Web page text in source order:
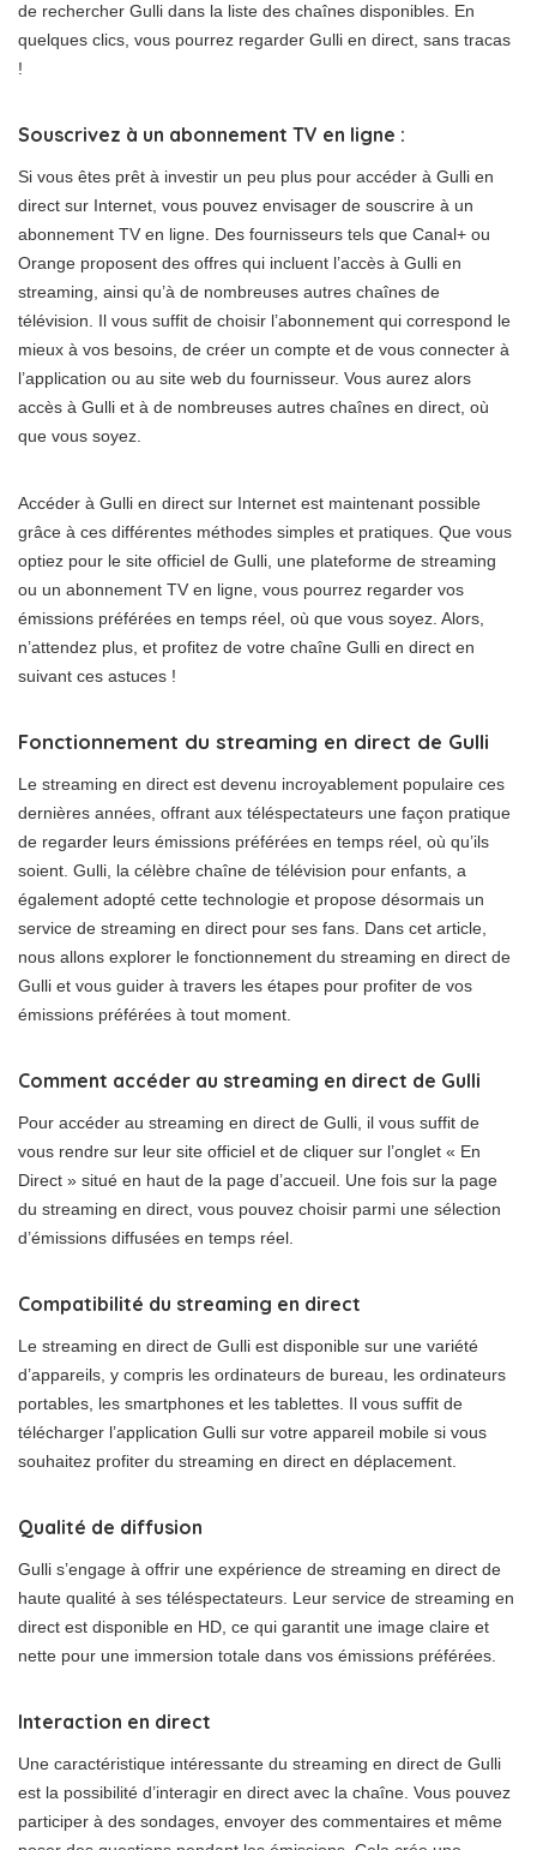
de rechercher Gulli dans la liste des chaînes disponibles. En
quelques clics, vous pourrez regarder Gulli en direct, sans tracas
!
Souscrivez à un abonnement TV en ligne :
Si vous êtes prêt à investir un peu plus pour accéder à Gulli en
direct sur Internet, vous pouvez envisager de souscrire à un
abonnement TV en ligne. Des fournisseurs tels que Canal+ ou
Orange proposent des offres qui incluent l’accès à Gulli en
streaming, ainsi qu’à de nombreuses autres chaînes de
télévision. Il vous suffit de choisir l’abonnement qui correspond le
mieux à vos besoins, de créer un compte et de vous connecter à
l’application ou au site web du fournisseur. Vous aurez alors
accès à Gulli et à de nombreuses autres chaînes en direct, où
que vous soyez.
Accéder à Gulli en direct sur Internet est maintenant possible
grâce à ces différentes méthodes simples et pratiques. Que vous
optiez pour le site officiel de Gulli, une plateforme de streaming
ou un abonnement TV en ligne, vous pourrez regarder vos
émissions préférées en temps réel, où que vous soyez. Alors,
n’attendez plus, et profitez de votre chaîne Gulli en direct en
suivant ces astuces !
Fonctionnement du streaming en direct de Gulli
Le streaming en direct est devenu incroyablement populaire ces
dernières années, offrant aux téléspectateurs une façon pratique
de regarder leurs émissions préférées en temps réel, où qu’ils
soient. Gulli, la célèbre chaîne de télévision pour enfants, a
également adopté cette technologie et propose désormais un
service de streaming en direct pour ses fans. Dans cet article,
nous allons explorer le fonctionnement du streaming en direct de
Gulli et vous guider à travers les étapes pour profiter de vos
émissions préférées à tout moment.
Comment accéder au streaming en direct de Gulli
Pour accéder au streaming en direct de Gulli, il vous suffit de
vous rendre sur leur site officiel et de cliquer sur l’onglet « En
Direct » situé en haut de la page d’accueil. Une fois sur la page
du streaming en direct, vous pouvez choisir parmi une sélection
d’émissions diffusées en temps réel.
Compatibilité du streaming en direct
Le streaming en direct de Gulli est disponible sur une variété
d’appareils, y compris les ordinateurs de bureau, les ordinateurs
portables, les smartphones et les tablettes. Il vous suffit de
télécharger l’application Gulli sur votre appareil mobile si vous
souhaitez profiter du streaming en direct en déplacement.
Qualité de diffusion
Gulli s’engage à offrir une expérience de streaming en direct de
haute qualité à ses téléspectateurs. Leur service de streaming en
direct est disponible en HD, ce qui garantit une image claire et
nette pour une immersion totale dans vos émissions préférées.
Interaction en direct
Une caractéristique intéressante du streaming en direct de Gulli
est la possibilité d’interagir en direct avec la chaîne. Vous pouvez
participer à des sondages, envoyer des commentaires et même